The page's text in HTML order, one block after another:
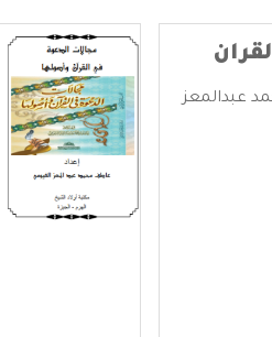
عبدالمعز